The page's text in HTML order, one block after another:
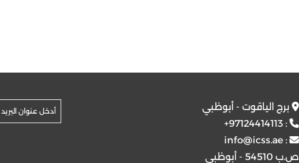
برج الياقوت - أبوظبي
:
+97124414113
:
info@icss.ae
ص.ب 54510 - أبوظبي